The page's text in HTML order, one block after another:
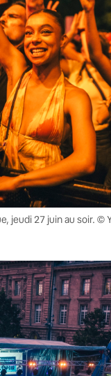
jeudi 27 juin au soir. ©